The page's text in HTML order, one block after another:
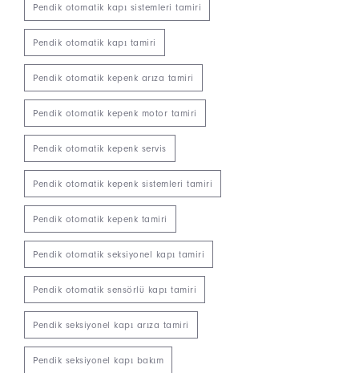
Pendik otomatik kapı sistemleri tamiri
Pendik otomatik kapı tamiri
Pendik otomatik kepenk arıza tamiri
Pendik otomatik kepenk motor tamiri
Pendik otomatik kepenk servis
Pendik otomatik kepenk sistemleri tamiri
Pendik otomatik kepenk tamiri
Pendik otomatik seksiyonel kapı tamiri
Pendik otomatik sensörlü kapı tamiri
Pendik seksiyonel kapı arıza tamiri
Pendik seksiyonel kapı bakım